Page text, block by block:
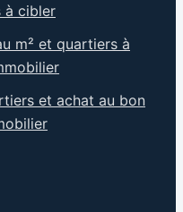
à cibler
m² et quartiers à
et achat au bon